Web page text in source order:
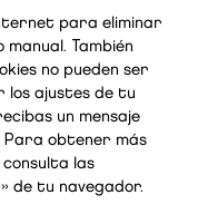
para eliminar
También
no pueden ser
los ajustes de tu
un mensaje
Para obtener más
las
de tu navegador.